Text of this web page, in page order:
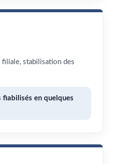
filiale, stabilisation des
fiabilisés en quelques